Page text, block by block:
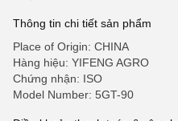
Thông tin chi tiết sản phẩm
Place of Origin: CHINA
Hàng hiệu: YIFENG AGRO
Chứng nhận: ISO
Model Number: 5GT-90